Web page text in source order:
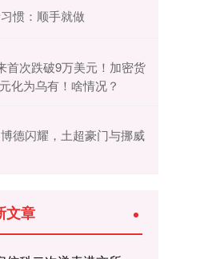
惯：顺手就做
首次跌破9万美元！加密货
化为乌有！啥情况？
德闪耀，土超豪门与挪威
文章